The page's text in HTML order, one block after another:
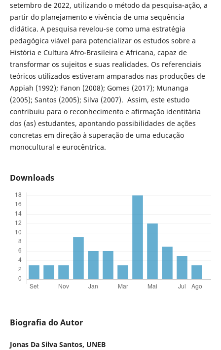
setembro de 2022, utilizando o método da pesquisa-ação, a
partir do planejamento e vivência de uma sequência
didática. A pesquisa revelou-se como uma estratégia
pedagógica viável para potencializar os estudos sobre a
História e Cultura Afro-Brasileira e Africana, capaz de
transformar os sujeitos e suas realidades. Os referenciais
teóricos utilizados estiveram amparados nas produções de
Appiah (1992); Fanon (2008); Gomes (2017); Munanga
(2005); Santos (2005); Silva (2007). Assim, este estudo
contribuiu para o reconhecimento e afirmação identitária
dos (as) estudantes, apontando possibilidades de ações
concretas em direção à superação de uma educação
monocultural e eurocêntrica.
Downloads
Biografia do Autor
Jonas Da Silva Santos, UNEB